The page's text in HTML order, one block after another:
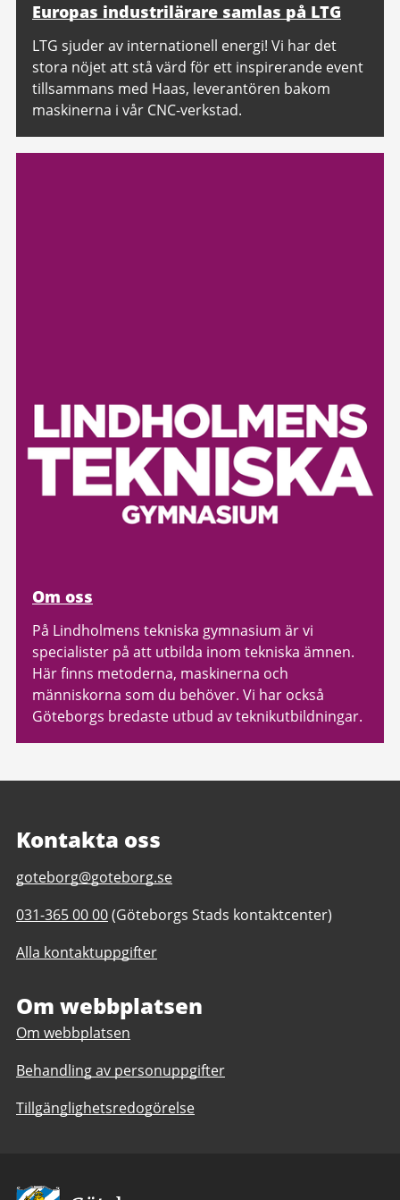
Europas industrilärare samlas på LTG
LTG sjuder av internationell energi! Vi har det
stora nöjet att stå värd för ett inspirerande event
tillsammans med Haas, leverantören bakom
maskinerna i vår CNC-verkstad.
Om oss
På Lindholmens tekniska gymnasium är vi
specialister på att utbilda inom tekniska ämnen.
Här finns metoderna, maskinerna och
människorna som du behöver. Vi har också
Göteborgs bredaste utbud av teknikutbildningar.
Kontakta oss
E-
till
Kontakta
Göteborgs
goteborg@goteborg.se
Telefonnummer
Kontakta
Stad
031-365 00 00(Göteborgs Stads kontaktcenter)
Alla kontaktuppgifter
Om webbplatsen
Om webbplatsen
Behandling av personuppgifter
Tillgänglighetsredogörelse
Avsändare: